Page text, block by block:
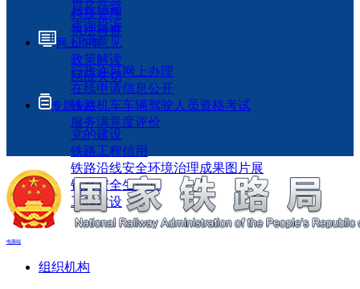
科技管理
执法检查
局长信箱
咨询投诉
征求意见
政策解读
回应关切
网上办事
行政许可网上办理
在线申请信息公开
铁路机车车辆驾驶人员资格考试
服务满意度评价
专题专栏
党的建设
铁路工程信用
铁路沿线安全环境治理成果图片展
铁路安全生产月
工程建设
电脑端
组织机构